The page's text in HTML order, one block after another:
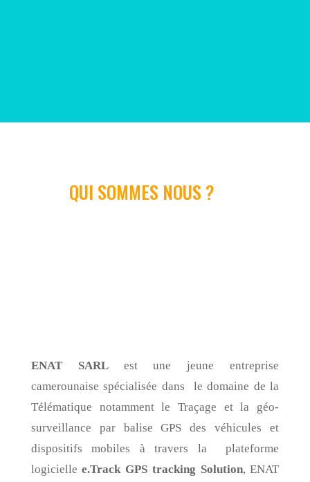
QUI SOMMES NOUS ?
ENAT SARL est une jeune entreprise
camerounaise spécialisée dans le domaine de la
Télématique notamment le Traçage et la géo-
surveillance par balise GPS des véhicules et
dispositifs mobiles à travers la plateforme
logiciellee.Track GPS tracking Solution, ENAT